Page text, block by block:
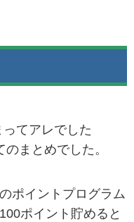
てアレでした
まとめでした。
ポイントプログラム
ポイント貯めると